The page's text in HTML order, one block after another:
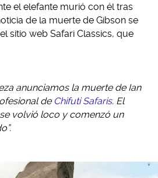
el elefante murió con él tras
de la muerte de Gibson se
sitio web Safari Classics, que
anunciamos la muerte de Ian
de Chifuti Safaris. El
volvió loco y comenzó un